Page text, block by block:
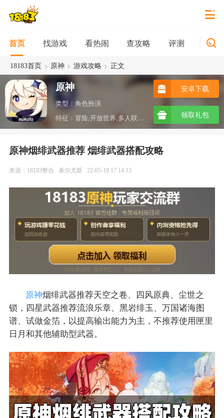
首页 找游戏 看热闹 查攻略 评测 新游
18183首页 > 原神 > 游戏攻略 > 正文
原神
类型：角色扮演
特征：冒险,开放世界,多人联机,沙盒,ARPG,taptap
安卓下载
领取礼包
原神烟绯武器推荐 烟绯武器搭配攻略
来源：18183整合 泰尔尤斯 22-05-19 17:14:13
原神烟绯武器推荐天空之卷、四风原典、尘世之
锁，四星武器推荐流浪乐章、黑岩绯玉、万国诸海图
谱、试做金箔，以提高输出能力为主，不推荐使用匣里
日月和其他辅助型武器。